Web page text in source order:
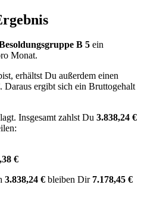
B 5 ein
Monat.
erhältst Du außerdem einen
. Daraus ergibt sich ein Bruttogehalt
Insgesamt zahlst Du 3.838,24 €
€
3.838,24 € bleiben Dir 7.178,45 €